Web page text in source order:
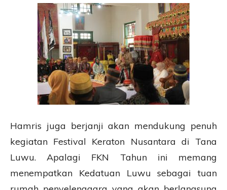
Hamris juga berjanji akan mendukung penuh
kegiatan Festival Keraton Nusantara di Tana
Luwu. Apalagi FKN Tahun ini memang
menempatkan Kedatuan Luwu sebagai tuan